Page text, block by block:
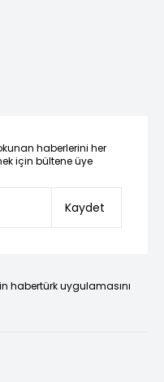
haberlerini her
için bültene üye
Kaydet
habertürk uygulamasını